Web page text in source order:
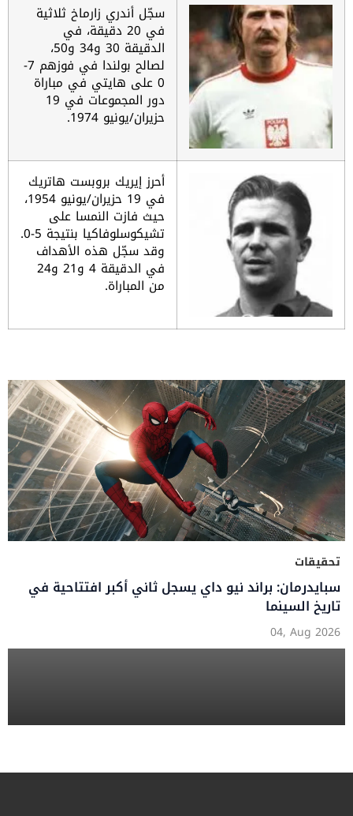
سجّل أندري زارماخ ثلاثية
في 20 دقيقة، في
الدقيقة 30 و34 و50،
لصالح بولندا في فوزهم 7-
0 على هايتي في مباراة
دور المجموعات في 19
حزيران/يونيو 1974.
أحرز إيريك بروبست هاتريك
في 19 حزيران/يونيو 1954،
حيث فازت النمسا على
تشيكوسلوفاكيا بنتيجة 5-0.
وقد سجّل هذه الأهداف
في الدقيقة 4 و21 و24
من المباراة.
تحقيقات
سبايدرمان: براند نيو داي يسجل ثاني أكبر افتتاحية في
تاريخ السينما
04, Aug 2026